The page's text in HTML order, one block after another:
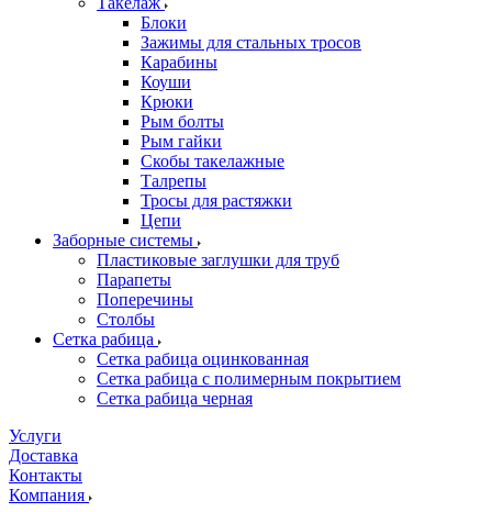
Блоки
Зажимы для стальных тросов
Карабины
Коуши
Крюки
Рым болты
Рым гайки
Скобы такелажные
Талрепы
Тросы для растяжки
Цепи
Заборные системы
Пластиковые заглушки для труб
Парапеты
Поперечины
Столбы
Сетка рабица
Сетка рабица оцинкованная
Сетка рабица с полимерным покрытием
Сетка рабица черная
Услуги
Доставка
Контакты
Компания